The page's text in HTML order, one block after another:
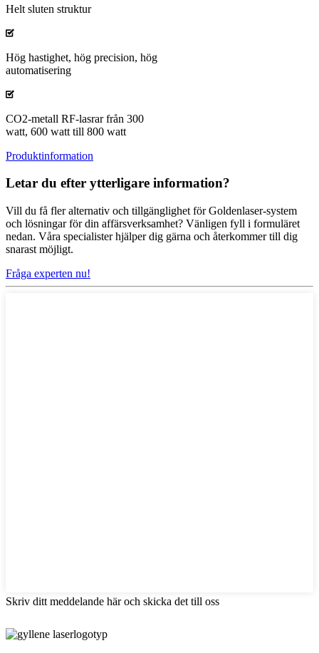
Helt sluten struktur
Hög hastighet, hög precision, hög
automatisering
CO2-metall RF-lasrar från 300
watt, 600 watt till 800 watt
Produktinformation
Letar du efter ytterligare information?
Vill du få fler alternativ och tillgänglighet för Goldenlaser-system
och lösningar för din affärsverksamhet? Vänligen fyll i formuläret
nedan. Våra specialister hjälper dig gärna och återkommer till dig
snarast möjligt.
Fråga experten nu!
Skriv ditt meddelande här och skicka det till oss